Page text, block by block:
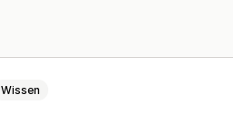
Wissen